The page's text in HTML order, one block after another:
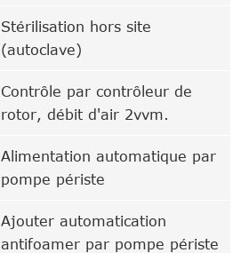
Stérilisation hors site
(autoclave)
Contrôle par contrôleur de
rotor, débit d'air 2vvm.
Alimentation automatique par
pompe périste
Ajouter automatication
antifoamer par pompe périste